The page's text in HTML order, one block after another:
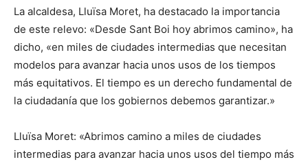
La alcaldesa, Lluïsa Moret, ha destacado la importancia
de este relevo: «Desde Sant Boi hoy abrimos camino», ha
dicho, «en miles de ciudades intermedias que necesitan
modelos para avanzar hacia unos usos de los tiempos
más equitativos. El tiempo es un derecho fundamental de
la ciudadanía que los gobiernos debemos garantizar.»
Lluïsa Moret: «Abrimos camino a miles de ciudades
intermedias para avanzar hacia unos usos del tiempo más